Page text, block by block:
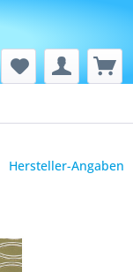
Hersteller-Angaben